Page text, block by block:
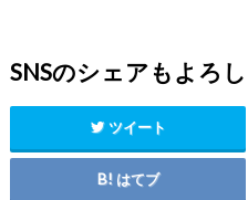
SNSのシェアもよろ
ツイート
はてブ